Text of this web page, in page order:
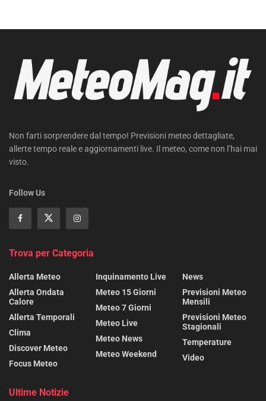
Non farti sorprendere dal tempo! Previsioni meteo dettagliate,
allerte tempo reale e aggiornamenti live. Il meteo, come non l’hai mai
visto.
Follow Us
Trova per Categoria
Allerta Meteo
Allerta Ondata
Calore
Allerta Temporali
Clima
Discover Meteo
Focus Meteo
Inquinamento Live
Meteo 15 Giorni
Meteo 7 Giorni
Meteo Live
Meteo News
Meteo Weekend
News
Previsioni Meteo
Mensili
Previsioni Meteo
Stagionali
Temperature
Video
Ultime Notizie